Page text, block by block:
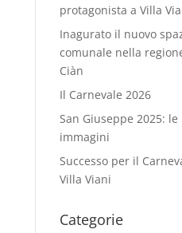
protagonista a Villa
Inagurato il nuovo
comunale nella
Ciàn
Il Carnevale 2026
San Giuseppe 2025: le
immagini
Successo per il
Villa Viani
Categorie